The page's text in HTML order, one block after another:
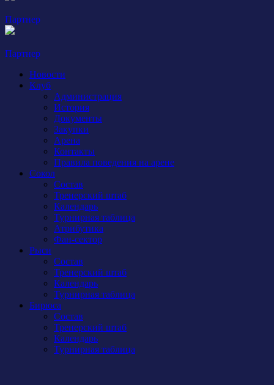
Партнер
Партнер
Новости
Клуб
Администрация
История
Документы
Закупки
Арена
Контакты
Правила поведения на арене
Сокол
Состав
Тренерский штаб
Календарь
Турнирная таблица
Атрибутика
Фан-сектор
Рыси
Состав
Тренерский штаб
Календарь
Турнирная таблица
Бирюса
Состав
Тренерский штаб
Календарь
Турнирная таблица